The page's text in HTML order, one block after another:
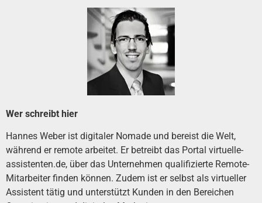
Wer schreibt hier
Hannes Weber ist digitaler Nomade und bereist die Welt,
während er remote arbeitet. Er betreibt das Portal virtuelle-
assistenten.de, über das Unternehmen qualifizierte Remote-
Mitarbeiter finden können. Zudem ist er selbst als virtueller
Assistent tätig und unterstützt Kunden in den Bereichen